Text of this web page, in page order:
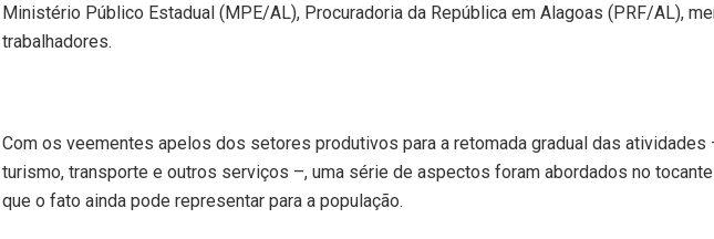
Ministério Público Estadual (MPE/AL), Procuradoria da República em Alagoas (PRF/AL),
trabalhadores.
Com os veementes apelos dos setores produtivos para a retomada gradual das
turismo, transporte e outros serviços –, uma série de aspectos foram abordados no
que o fato ainda pode representar para a população.